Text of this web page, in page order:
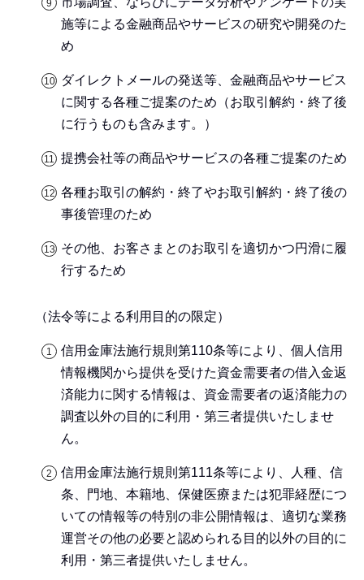
施等による金融商品やサービスの研究や開発のた
め
ダイレクトメールの発送等、金融商品やサービス
に関する各種ご提案のため（お取引解約・終了後
に行うものも含みます。）
提携会社等の商品やサービスの各種ご提案のため
各種お取引の解約・終了やお取引解約・終了後の
事後管理のため
その他、お客さまとのお取引を適切かつ円滑に履
行するため
（法令等による利用目的の限定）
信用金庫法施行規則第110条等により、個人信用
情報機関から提供を受けた資金需要者の借入金返
済能力に関する情報は、資金需要者の返済能力の
調査以外の目的に利用・第三者提供いたしませ
ん。
信用金庫法施行規則第111条等により、人種、信
条、門地、本籍地、保健医療または犯罪経歴につ
いての情報等の特別の非公開情報は、適切な業務
運営その他の必要と認められる目的以外の目的に
利用・第三者提供いたしません。